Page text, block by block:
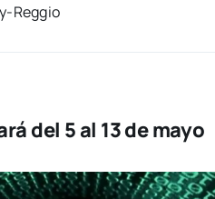
Reg­gio
del 5 al 13 de mayo